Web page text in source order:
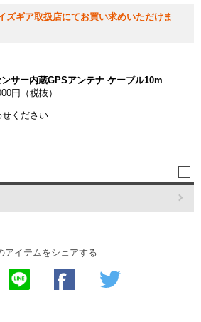
ズギア取扱店にてお買い求めいただけま
サー内蔵GPSアンテナ ケーブル10m
円（税抜）
ください
アイテムをシェアする